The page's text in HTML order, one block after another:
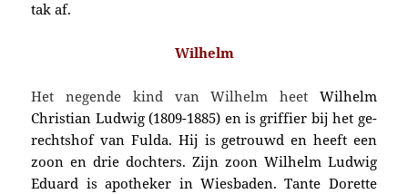
tak af.
Wilhelm
Het negende kind van Wilhelm heet Wilhelm
Christian Ludwig (1809-1885) en is griffier bij het ge­
rechts­hof van Fulda. Hij is getrouwd en heeft een
zoon en drie dochters. Zijn zoon Wilhelm Ludwig
Eduard is apotheker in Wiesbaden. Tante Dorette